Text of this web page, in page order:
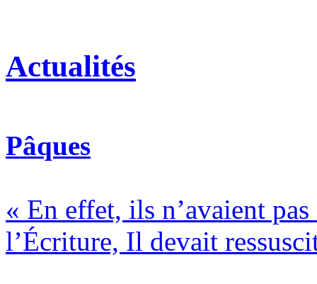
Actualités
Pâques
« En effet, ils n’avaient
l’Écriture, Il devait